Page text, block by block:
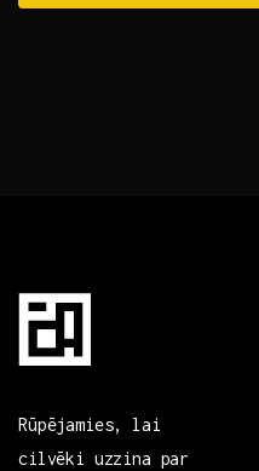
Rūpējamies, lai
cilvēki uzzina par